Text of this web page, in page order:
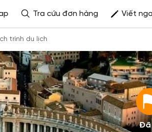
Tra cứu đơn hàng Viết
trình du lịch
Đã